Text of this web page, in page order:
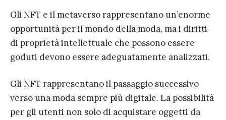
Gli NFT e il metaverso rappresentano un’enorme
opportunità per il mondo della moda, ma i diritti
di proprietà intellettuale che possono essere
goduti devono essere adeguatamente analizzati.
Gli NFT rappresentano il passaggio successivo
verso una moda sempre più digitale. La possibilità
per gli utenti non solo di acquistare oggetti da